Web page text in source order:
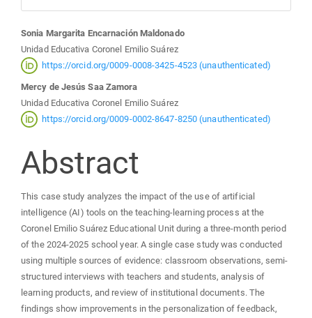
Main
Article
Content
Sonia Margarita Encarnación Maldonado
Unidad Educativa Coronel Emilio Suárez
https://orcid.org/0009-0008-3425-4523 (unauthenticated)
Mercy de Jesús Saa Zamora
Unidad Educativa Coronel Emilio Suárez
https://orcid.org/0009-0002-8647-8250 (unauthenticated)
Abstract
This case study analyzes the impact of the use of artificial
intelligence (AI) tools on the teaching-learning process at the
Coronel Emilio Suárez Educational Unit during a three-month period
of the 2024-2025 school year. A single case study was conducted
using multiple sources of evidence: classroom observations, semi-
structured interviews with teachers and students, analysis of
learning products, and review of institutional documents. The
findings show improvements in the personalization of feedback,